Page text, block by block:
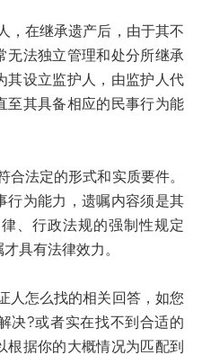
在继承遗产后，由于其不
无法独立管理和处分所继承
其设立监护人，由监护人代
至其具备相应的民事行为能
法定的形式和实质要件。
行为能力，遗嘱内容须是其
、行政法规的强制性规定
具有法律效力。
怎么找的相关回答，如您
决?或者实在找不到合适的
根据你的大概情况为匹配到